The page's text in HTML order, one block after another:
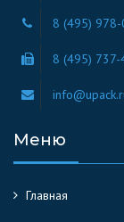
8 (495)
8 (495)
Меню
Главная